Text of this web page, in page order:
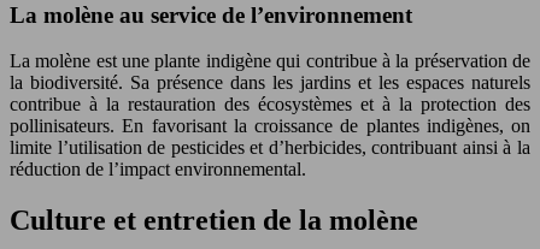
La molène au service de l’environnement
La molène est une plante indigène qui contribue à la préservation de
la biodiversité. Sa présence dans les jardins et les espaces naturels
contribue à la restauration des écosystèmes et à la protection des
pollinisateurs. En favorisant la croissance de plantes indigènes, on
limite l’utilisation de pesticides et d’herbicides, contribuant ainsi à la
réduction de l’impact environnemental.
Culture et entretien de la molène